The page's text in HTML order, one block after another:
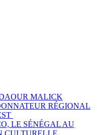
MALICK
RÉGIONAL
LE SÉNÉGAL AU
CULTURELLE